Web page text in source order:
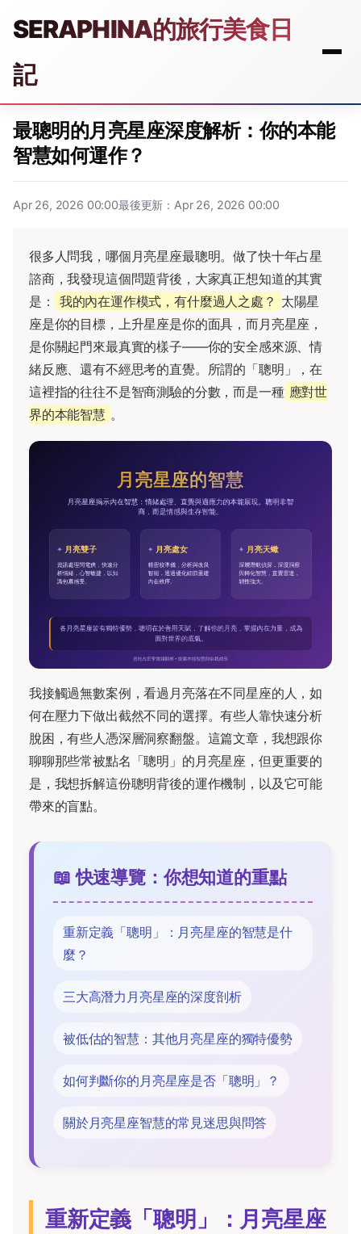
SERAPHINA的旅行美食日
記
最聰明的月亮星座深度解析：你的本能
智慧如何運作？
Apr 26, 2026 00:00最後更新：Apr 26, 2026 00:00
很多人問我，哪個月亮星座最聰明。做了快十年占星
諮商，我發現這個問題背後，大家真正想知道的其實
是：
我的內在運作模式，有什麼過人之處？ 太陽星
座是你的目標，上升星座是你的面具，而月亮星座，
是你關起門來最真實的樣子——你的安全感來源、情
緒反應、還有不經思考的直覺。所謂的「聰明」，在
這裡指的往往不是智商測驗的分數，而是一種 應對世
界的本能智慧 。
我接觸過無數案例，看過月亮落在不同星座的人，如
何在壓力下做出截然不同的選擇。有些人靠快速分析
脫困，有些人憑深層洞察翻盤。這篇文章，我想跟你
聊聊那些常被點名「聰明」的月亮星座，但更重要的
是，我想拆解這份聰明背後的運作機制，以及它可能
帶來的盲點。
📖 快速導覽：你想知道的重點
重新定義「聰明」：月亮星座的智慧是什
麼？
三大高潛力月亮星座的深度剖析
被低估的智慧：其他月亮星座的獨特優勢
如何判斷你的月亮星座是否「聰明」？
關於月亮星座智慧的常見迷思與問答
重新定義「聰明」：月亮星座